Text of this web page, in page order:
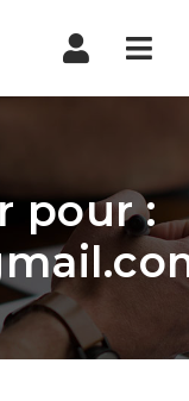
pour :